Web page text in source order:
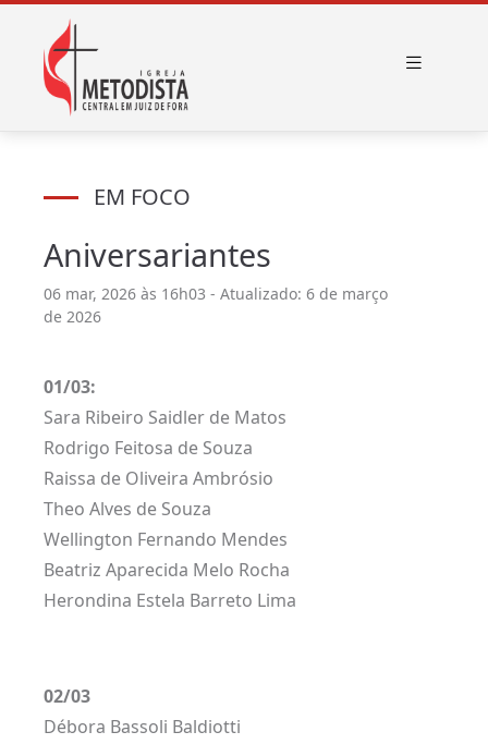
EM FOCO
Aniversariantes
06 mar, 2026 às 16h03 - Atualizado: 6 de março
de 2026
01/03:
Sara Ribeiro Saidler de Matos
Rodrigo Feitosa de Souza
Raissa de Oliveira Ambrósio
Theo Alves de Souza
Wellington Fernando Mendes
Beatriz Aparecida Melo Rocha
Herondina Estela Barreto Lima
02/03
Débora Bassoli Baldiotti